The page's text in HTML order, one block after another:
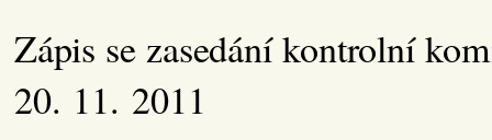
Zápis se zasedání kontrolní
20. 11. 2011